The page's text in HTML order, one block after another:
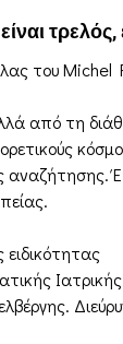
τρελός,
του Michel
από τη